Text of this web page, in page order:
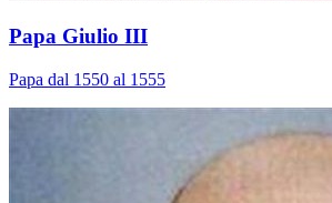
Papa Giulio III
Papa dal 1550 al 1555